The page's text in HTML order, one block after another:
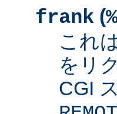
frank (
これ
をリ
CGI